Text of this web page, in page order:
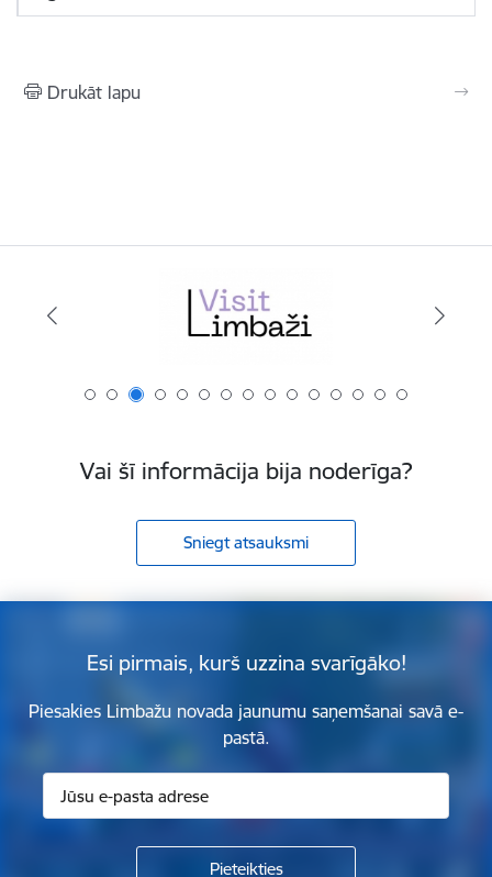
Drukāt lapu
Vai šī informācija bija noderīga?
Sniegt atsauksmi
Esi pirmais, kurš uzzina svarīgāko!
Piesakies Limbažu novada jaunumu saņemšanai savā e-
pastā.